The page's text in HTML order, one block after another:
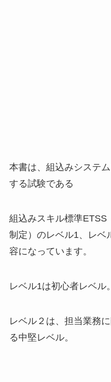
本書は、組込みシステ
する試験である
組込みスキル標準ETSS
制定）のレベル1、レベ
容になっています。
レベル1は初心者レベル。
レベル２は、担当業務
る中堅レベル。